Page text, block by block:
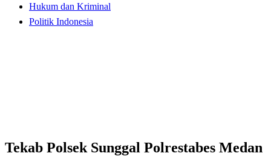
Hukum dan Kriminal
Politik Indonesia
Tekab Polsek Sunggal Polrestabes Medan